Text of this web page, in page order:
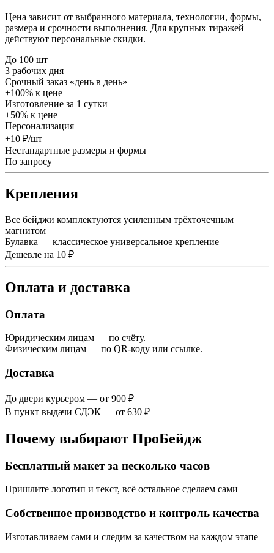
Цена зависит от выбранного материала, технологии, формы,
размера и срочности выполнения. Для крупных тиражей
действуют персональные скидки.
До 100 шт
3 рабочих дня
Срочный заказ «день в день»
+100% к цене
Изготовление за 1 сутки
+50% к цене
Персонализация
+10 ₽/шт
Нестандартные размеры и формы
По запросу
Крепления
Все бейджи комплектуются усиленным трёхточечным
магнитом
Булавка — классическое универсальное крепление
Дешевле на 10 ₽
Оплата и доставка
Оплата
Юридическим лицам — по счёту.
Физическим лицам — по QR-коду или ссылке.
Доставка
До двери курьером — от 900 ₽
В пункт выдачи СДЭК — от 630 ₽
Почему выбирают ПроБейдж
Бесплатный макет за несколько часов
Пришлите логотип и текст, всё остальное сделаем сами
Собственное производство и контроль качества
Изготавливаем сами и следим за качеством на каждом этапе